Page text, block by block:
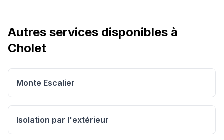
Autres services disponibles à
Cholet
Monte Escalier
Isolation par l'extérieur